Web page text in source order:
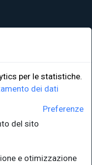
per le statistiche.
dei dati
Preferenze
del sito
e otimizzazione